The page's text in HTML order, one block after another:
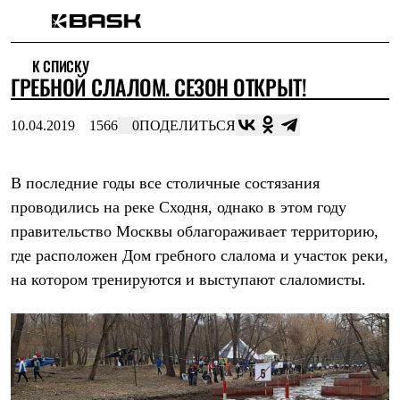
Интернет-магазин
Мужская одежда
Утепленная пухом
Куртки
Брюки
Утепленная синтетикой
Куртки
Брюки
Штормовая одежда
Куртки
Софтшелл одежда
Брюки
Флисовая одежда
Куртки
Брюки
Жилеты
К СПИСКУ
​ГРЕБНОЙ СЛАЛОМ. СЕЗОН ОТКРЫТ!
10.04.2019 1566 0ПОДЕЛИТЬСЯ
В последние годы все столичные состязания
проводились на реке Сходня, однако в этом году
правительство Москвы облагораживает территорию,
где расположен Дом гребного слалома и участок реки,
на котором тренируются и выступают слаломисты.